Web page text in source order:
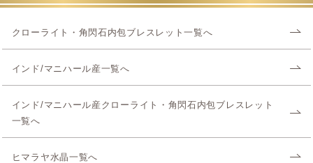
クローライト・角閃石内包ブレスレット一覧へ
インド/マニハール産一覧へ
インド/マニハール産クローライト・角閃石内包ブレスレット
一覧へ
ヒマラヤ水晶一覧へ